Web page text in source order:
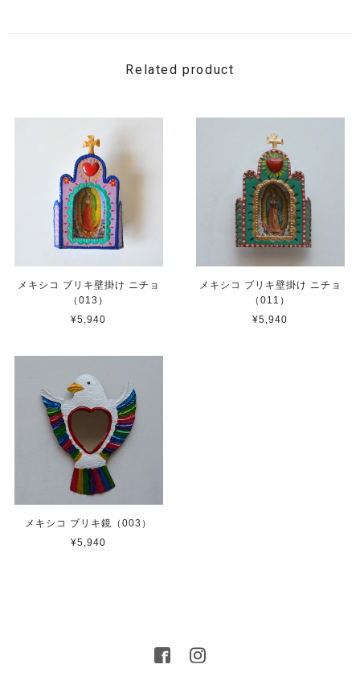
Related product
メキシコ ブリキ壁掛け ニチョ
（013）
¥5,940
メキシコ ブリキ壁掛け ニチョ
（011）
¥5,940
メキシコ ブリキ鏡（003）
¥5,940